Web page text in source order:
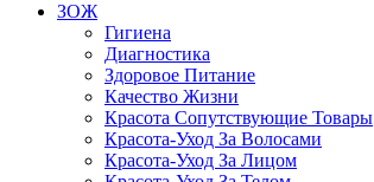
ЗОЖ
Гигиена
Диагностика
Здоровое Питание
Качество Жизни
Красота Сопутствующие Товары
Красота-Уход За Волосами
Красота-Уход За Лицом